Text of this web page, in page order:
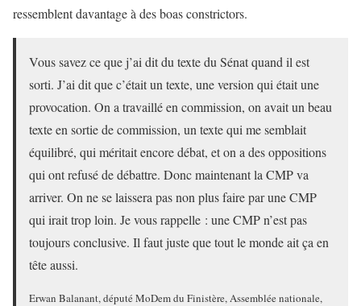
ressemblent davantage à des boas constrictors.
Vous savez ce que j’ai dit du texte du Sénat quand il est
sorti. J’ai dit que c’était un texte, une version qui était une
provocation. On a travaillé en commission, on avait un beau
texte en sortie de commission, un texte qui me semblait
équilibré, qui méritait encore débat, et on a des oppositions
qui ont refusé de débattre. Donc maintenant la CMP va
arriver. On ne se laissera pas non plus faire par une CMP
qui irait trop loin. Je vous rappelle : une CMP n’est pas
toujours conclusive. Il faut juste que tout le monde ait ça en
tête aussi.
Erwan Balanant, député MoDem du Finistère, Assemblée nationale,